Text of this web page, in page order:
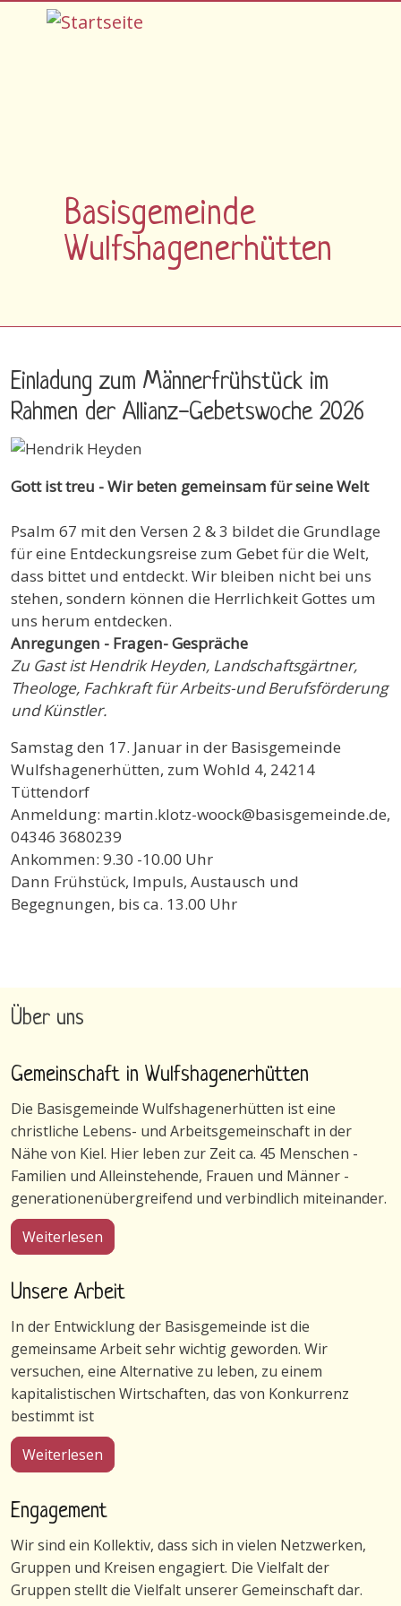
Direkt zum Inhalt
Basisgemeinde
Wulfshagenerhütten
Einladung zum Männerfrühstück im
Rahmen der Allianz-Gebetswoche 2026
Gott ist treu - Wir beten gemeinsam für seine Welt
Psalm 67 mit den Versen 2 & 3 bildet die Grundlage
für eine Entdeckungsreise zum Gebet für die Welt,
dass bittet und entdeckt. Wir bleiben nicht bei uns
stehen, sondern können die Herrlichkeit Gottes um
uns herum entdecken.
Anregungen - Fragen- Gespräche
Zu Gast ist Hendrik Heyden, Landschaftsgärtner,
Theologe, Fachkraft für Arbeits-und Berufsförderung
und Künstler.
Samstag den 17. Januar in der Basisgemeinde
Wulfshagenerhütten, zum Wohld 4, 24214
Tüttendorf
Anmeldung: martin.klotz-woock@basisgemeinde.de,
04346 3680239
Ankommen: 9.30 -10.00 Uhr
Dann Frühstück, Impuls, Austausch und
Begegnungen, bis ca. 13.00 Uhr
Über uns
Gemeinschaft in Wulfshagenerhütten
Die Basisgemeinde Wulfshagenerhütten ist eine
christliche Lebens- und Arbeitsgemeinschaft in der
Nähe von Kiel. Hier leben zur Zeit ca. 45 Menschen -
Familien und Alleinstehende, Frauen und Männer -
generationenübergreifend und verbindlich miteinander.
Weiterlesen
Unsere Arbeit
In der Entwicklung der Basisgemeinde ist die
gemeinsame Arbeit sehr wichtig geworden. Wir
versuchen, eine Alternative zu leben, zu einem
kapitalistischen Wirtschaften, das von Konkurrenz
bestimmt ist
Weiterlesen
Engagement
Wir sind ein Kollektiv, dass sich in vielen Netzwerken,
Gruppen und Kreisen engagiert. Die Vielfalt der
Gruppen stellt die Vielfalt unserer Gemeinschaft dar.